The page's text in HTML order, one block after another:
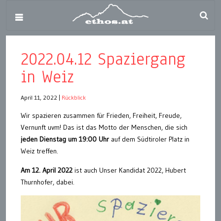
2022.04.12 Spaziergang
in Weiz
April 11, 2022 Rückblick
Wir spazieren zusammen für Frieden, Freiheit, Freude,
Vernunft uvm! Das ist das Motto der Menschen, die sich
jeden Dienstag um 19:00 Uhr auf dem Südtiroler Platz in
Weiz treffen.
Am 12. April 2022 ist auch Unser Kandidat 2022, Hubert
Thurnhofer, dabei.